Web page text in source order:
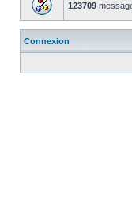
123709
Connexion